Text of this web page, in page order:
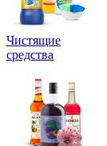
Чистящие
средства